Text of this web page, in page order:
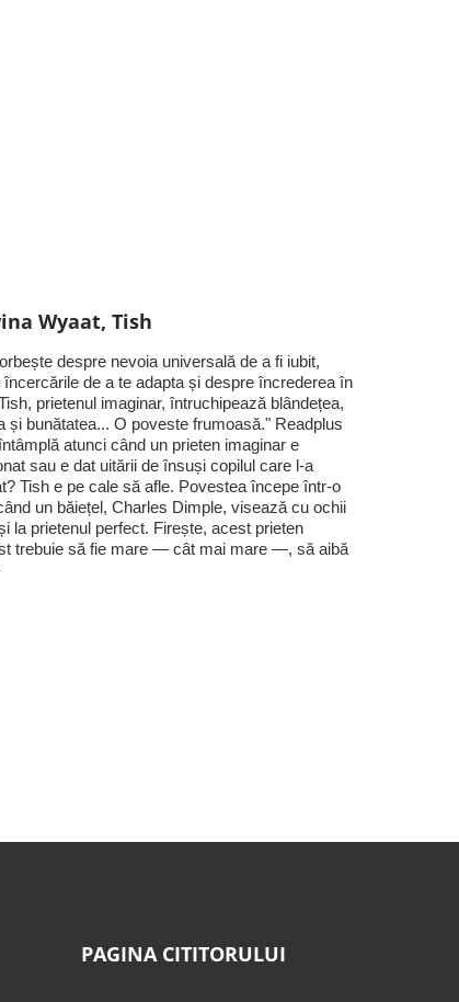
Wyaat, Tish
despre nevoia universală de a fi iubit,
încercările de a te adapta și despre încrederea în
prietenul imaginar, întruchipează blândețea,
și bunătatea... O poveste frumoasă." Readplus
atunci când un prieten imaginar e
sau e dat uitării de însuși copilul care l-a
Tish e pe cale să afle. Povestea începe într-o
un băiețel, Charles Dimple, visează cu ochii
la prietenul perfect. Firește, acest prieten
trebuie să fie mare — cât mai mare —, să aibă
PAGINA CITITORULUI